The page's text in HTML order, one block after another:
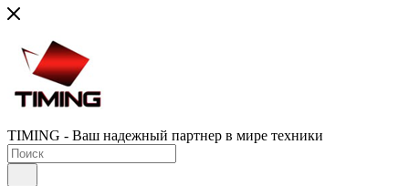
TIMING - Ваш надежный партнер в мире техники